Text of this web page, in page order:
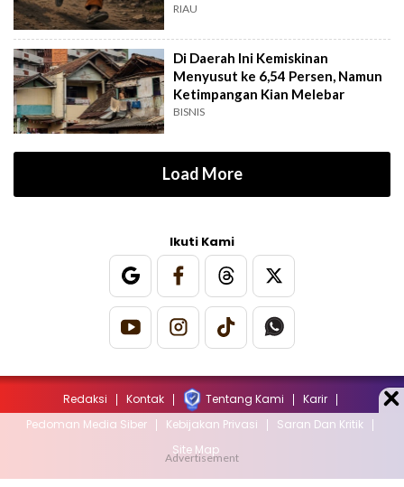
RIAU
Di Daerah Ini Kemiskinan
Menyusut ke 6,54 Persen, Namun
Ketimpangan Kian Melebar
BISNIS
Load More
Ikuti Kami
Redaksi Kontak Tentang Kami
Karir
Pedoman Media Siber
Kebijakan Privasi
Saran Dan Kritik
Site Map